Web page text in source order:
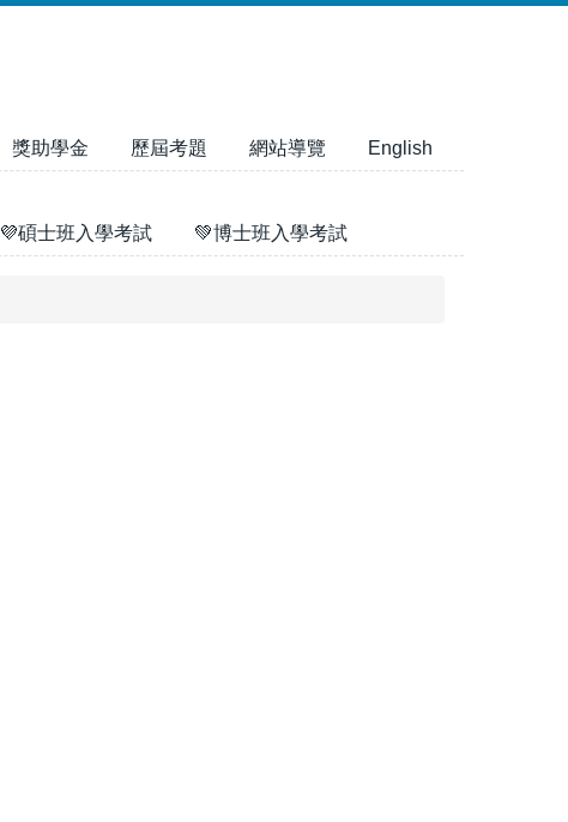
獎助學金 歷屆考題 網站導覽 English
💜碩士班入學考試 💚博士班入學考試